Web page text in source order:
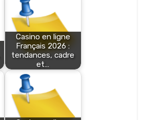
Casino en ligne
Français 2026 :
tendances, cadre
et…